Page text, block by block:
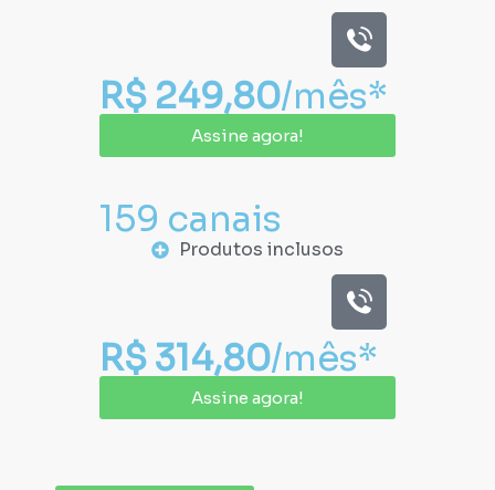
R$ 249,80/mês*
Assine agora!
159 canais
Produtos inclusos
R$ 314,80/mês*
Assine agora!